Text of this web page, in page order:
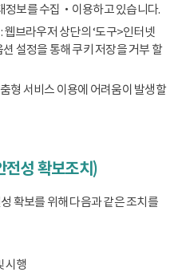
정보를 수집‧이용하고 있습니다.
웹브라우저 상단의 ‘도구>인터넷
설정을 통해 쿠키 저장을 거부 할
형 서비스 이용에 어려움이 발생할
성 확보조치)
확보를 위해 다음과 같은 조치를
시행